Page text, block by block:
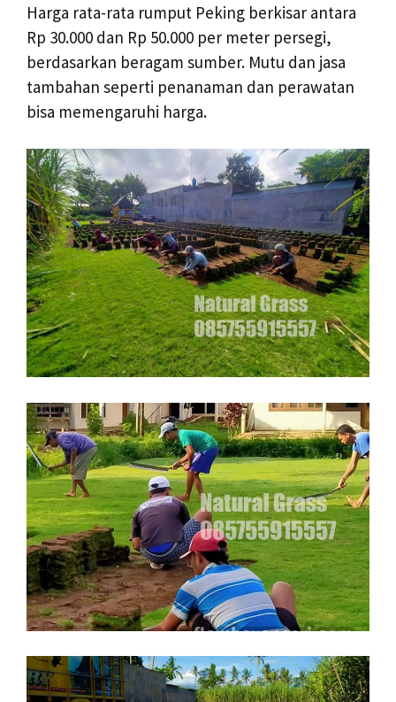
Harga rata-rata rumput Peking berkisar antara
Rp 30.000 dan Rp 50.000 per meter persegi,
berdasarkan beragam sumber. Mutu dan jasa
tambahan seperti penanaman dan perawatan
bisa memengaruhi harga.